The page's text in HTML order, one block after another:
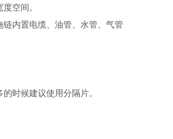
宽度空间。
内置电缆、油管、水管、气管
时候建议使用分隔片。